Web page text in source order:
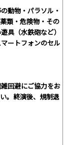
動物・パラソル・
類・危険物・その
具（水鉄砲など）
ートフォンのセル
回避にご協力をお
。終演後、規制退